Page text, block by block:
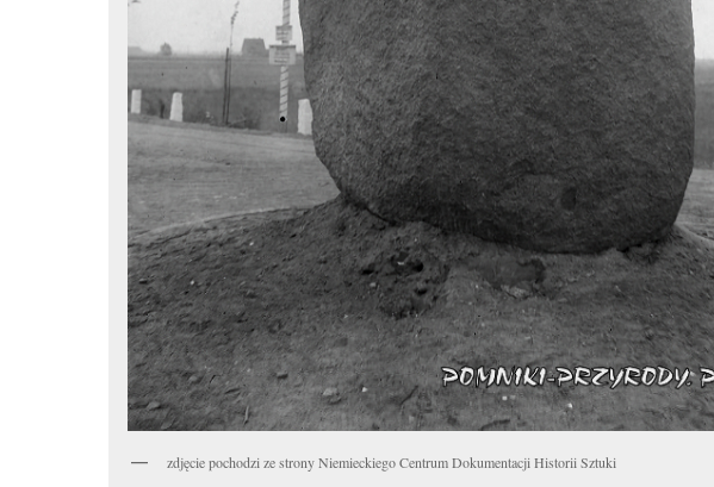
zdjęcie pochodzi ze strony Niemieckiego Centrum Dokumentacji Historii Sztuki